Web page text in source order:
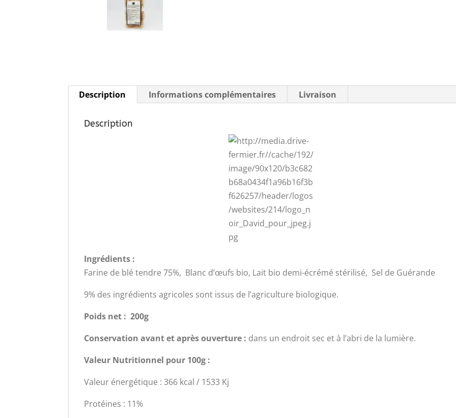
Description Informations complémentaires Livraison
Description
Ingrédients :
Farine de blé tendre 75%, Blanc d’œufs bio, Lait bio demi-écrémé stérilisé, Sel de Guérande
9% des ingrédients agricoles sont issus de l’agriculture biologique.
Poids net : 200g
Conservation avant et après ouverture : dans un endroit sec et à l’abri de la lumière.
Valeur Nutritionnel pour 100g :
Valeur énergétique : 366 kcal / 1533 Kj
Protéines : 11%